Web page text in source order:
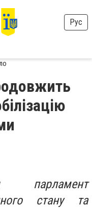
Рус
парламент
стану та